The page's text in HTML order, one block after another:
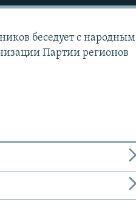
беседует с народным
Партии регионов